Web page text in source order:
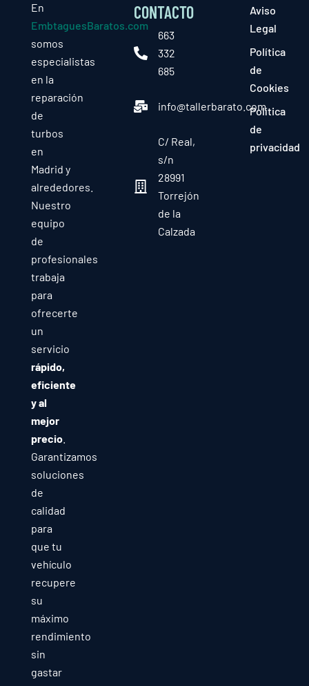
En
EmbtaguesBaratos.com
somos
especialistas
en la
reparación
de
turbos
en
Madrid y
alrededores.
Nuestro
equipo
de
profesionales
trabaja
para
ofrecerte
un
servicio
rápido,
eficiente
y al
mejor
precio.
Garantizamos
soluciones
de
calidad
para
que tu
vehículo
recupere
su
máximo
rendimiento
sin
gastar
CONTACTO
663
332
685
info@tallerbarato.com
C/ Real,
s/n
28991
Torrejón
de la
Calzada
Aviso
Legal
Política
de
Cookies
Política
de
privacidad